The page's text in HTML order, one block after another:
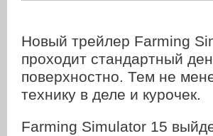
Новый трейлер Farming
проходит стандартный
поверхностно. Тем не
технику в деле и курочек.
Farming Simulator 15